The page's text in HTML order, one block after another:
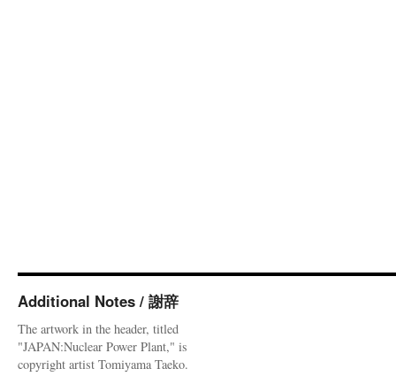
Additional Notes / 謝辞
The artwork in the header, titled
"JAPAN:Nuclear Power Plant," is
copyright artist Tomiyama Taeko.